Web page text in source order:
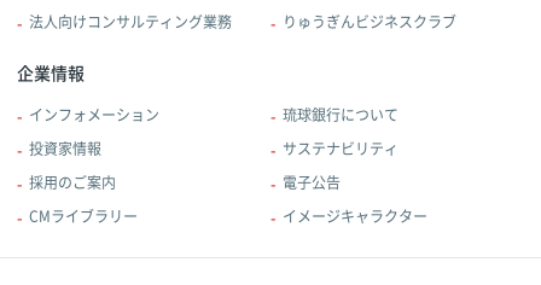
法人向けコンサルティング業務
りゅうぎんビジネスクラブ
企業情報
インフォメーション
琉球銀行について
投資家情報
サステナビリティ
採用のご案内
電子公告
CMライブラリー
イメージキャラクター